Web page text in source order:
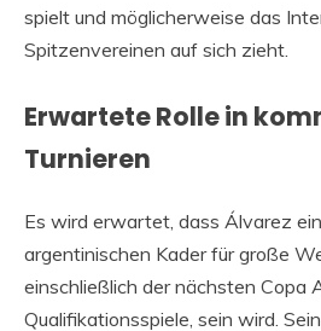
spielt und möglicherweise das
Spitzenvereinen auf sich zieht.
Erwartete Rolle in
Turnieren
Es wird erwartet, dass Álvarez
argentinischen Kader für große
einschließlich der nächsten Copa
Qualifikationsspiele, sein wird.